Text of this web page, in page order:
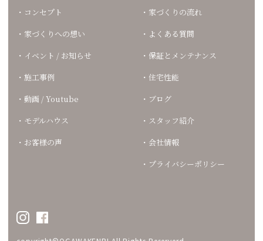
コンセプト
家づくりへの想い
イベント / お知らせ
施工事例
動画 / Youtube
モデルハウス
お客様の声
家づくりの流れ
よくある質問
保証とメンテナンス
住宅性能
ブログ
スタッフ紹介
会社情報
プライバシーポリシー